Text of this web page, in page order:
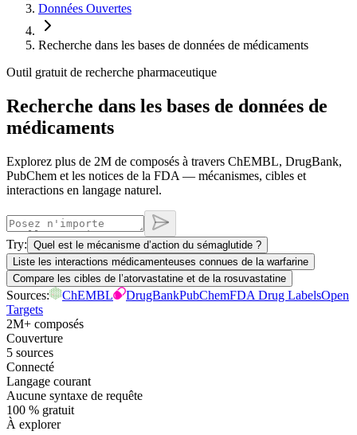
Données Ouvertes
Recherche dans les bases de données de médicaments
Outil gratuit de recherche pharmaceutique
Recherche dans les bases de données de
médicaments
Explorez plus de 2M de composés à travers ChEMBL, DrugBank,
PubChem et les notices de la FDA — mécanismes, cibles et
interactions en langage naturel.
Try: Quel est le mécanisme d’action du sémaglutide ?
Liste les interactions médicamenteuses connues de la warfarine
Compare les cibles de l’atorvastatine et de la rosuvastatine
Sources: ChEMBL DrugBankPubChemFDA Drug LabelsOpen
Targets
2M+ composés
Couverture
5 sources
Connecté
Langage courant
Aucune syntaxe de requête
100 % gratuit
À explorer